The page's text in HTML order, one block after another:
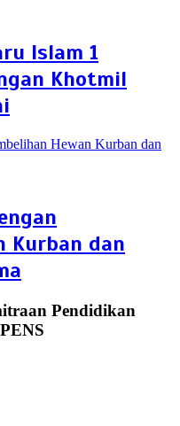
Islam 1
Khotmil
Kurban dan
Pendidikan